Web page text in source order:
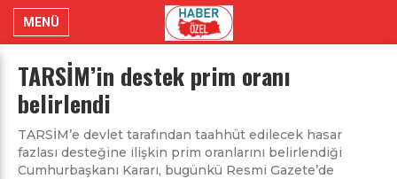
MENÜ
TARSİM’in destek prim oranı
belirlendi
TARSİM’e devlet tarafından taahhüt edilecek hasar
fazlası desteğine ilişkin prim oranlarını belirlendiği
Cumhurbaşkanı Kararı, bugünkü Resmi Gazete’de